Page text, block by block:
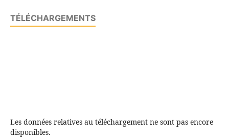
TÉLÉCHARGEMENTS
Les données relatives au téléchargement ne sont pas encore
disponibles.